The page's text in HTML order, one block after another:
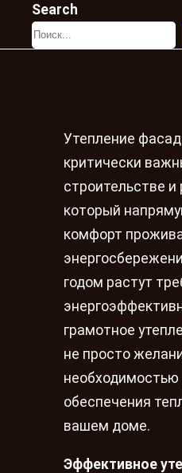
Search
Утепление
критически
строительстве и
который
комфорт
годом растут
грамотное
не просто
необходимостью
обеспечения
вашем доме.
Эффективное